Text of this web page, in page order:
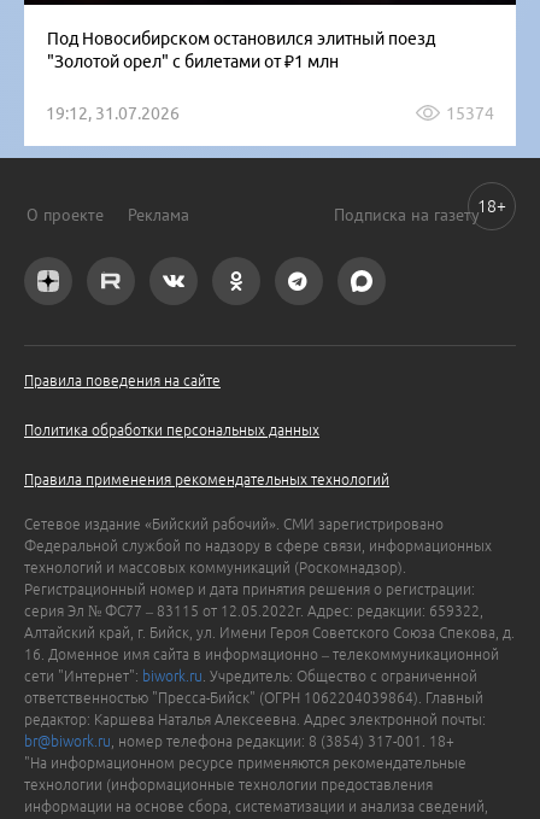
Под Новосибирском остановился элитный поезд
"Золотой орел" с билетами от ₽1 млн
19:12, 31.07.2026 15374
О проекте Реклама Подписка на газету
Правила поведения на сайте
Политика обработки персональных данных
Правила применения рекомендательных технологий
Сетевое издание «Бийский рабочий». СМИ зарегистрировано
Федеральной службой по надзору в сфере связи, информационных
технологий и массовых коммуникаций (Роскомнадзор).
Регистрационный номер и дата принятия решения о регистрации:
серия Эл № ФС77 – 83115 от 12.05.2022г. Адрес: редакции: 659322,
Алтайский край, г. Бийск, ул. Имени Героя Советского Союза Спекова, д.
16. Доменное имя сайта в информационно – телекоммуникационной
сети "Интернет": biwork.ru . Учредитель: Общество с ограниченной
ответственностью "Пресса-Бийск" (ОГРН 1062204039864). Главный
редактор: Каршева Наталья Алексеевна. Адрес электронной почты:
br@biwork.ru , номер телефона редакции: 8 (3854) 317-001. 18+
"На информационном ресурсе применяются рекомендательные
технологии (информационные технологии предоставления
информации на основе сбора, систематизации и анализа сведений,
18+